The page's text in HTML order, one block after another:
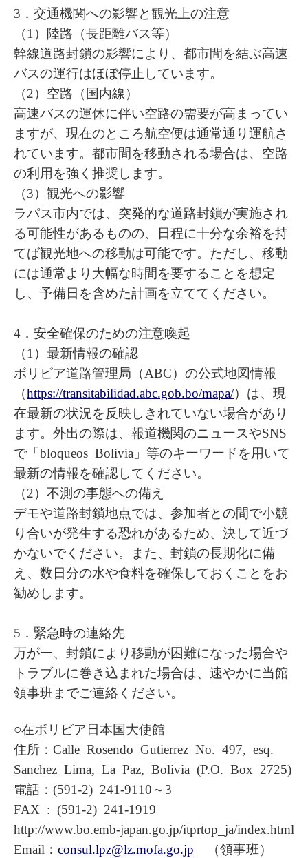
3．交通機関への影響と観光上の注意
（1）陸路（長距離バス等）
幹線道路封鎖の影響により、都市間を結ぶ高速
バスの運行はほぼ停止しています。
（2）空路（国内線）
高速バスの運休に伴い空路の需要が高まってい
ますが、現在のところ航空便は通常通り運航さ
れています。都市間を移動される場合は、空路
の利用を強く推奨します。
（3）観光への影響
ラパス市内では、突発的な道路封鎖が実施され
る可能性があるものの、日程に十分な余裕を持
てば観光地への移動は可能です。ただし、移動
には通常より大幅な時間を要することを想定
し、予備日を含めた計画を立ててください。
4．安全確保のための注意喚起
（1）最新情報の確認
ボリビア道路管理局（ABC）の公式地図情報
（https://transitabilidad.abc.gob.bo/mapa/）は、現
在最新の状況を反映しきれていない場合があり
ます。外出の際は、報道機関のニュースやSNS
で「bloqueos Bolivia」等のキーワードを用いて
最新の情報を確認してください。
（2）不測の事態への備え
デモや道路封鎖地点では、参加者との間で小競
り合いが発生する恐れがあるため、決して近づ
かないでください。また、封鎖の長期化に備
え、数日分の水や食料を確保しておくことをお
勧めします。
5．緊急時の連絡先
万が一、封鎖により移動が困難になった場合や
トラブルに巻き込まれた場合は、速やかに当館
領事班までご連絡ください。
○在ボリビア日本国大使館
住所：Calle Rosendo Gutierrez No. 497, esq.
Sanchez Lima, La Paz, Bolivia (P.O. Box 2725)
電話：(591-2) 241-9110～3
FAX : (591-2) 241-1919
http://www.bo.emb-japan.go.jp/itprtop_ja/index.html
Email： consul.lpz@lz.mofa.go.jp （領事班）